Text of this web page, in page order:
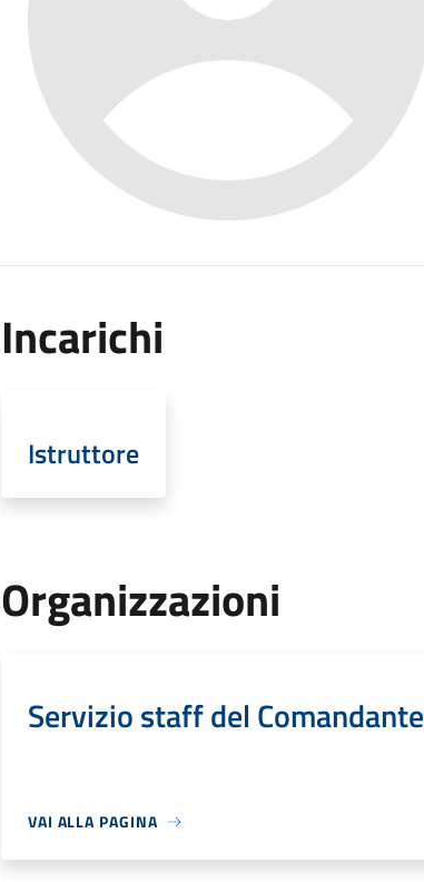
Incarichi
Istruttore
Organizzazioni
Servizio staff del Comandante
VAI ALLA PAGINA